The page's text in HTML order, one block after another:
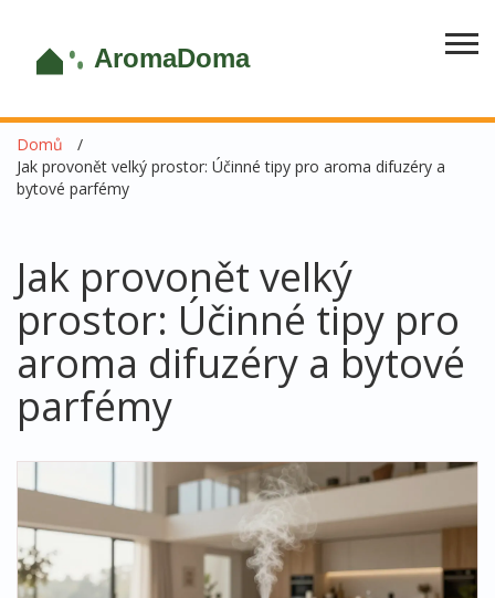
Domů
Jak provonět velký prostor: Účinné tipy pro aroma difuzéry a
bytové parfémy
Jak provonět velký
prostor: Účinné tipy pro
aroma difuzéry a bytové
parfémy